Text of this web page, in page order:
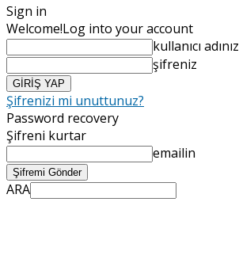
Sign in
Welcome!Log into your account
kullanıcı adınız
şifreniz
Şifrenizi mi unuttunuz?
Password recovery
Şifreni kurtar
emailin
ARA